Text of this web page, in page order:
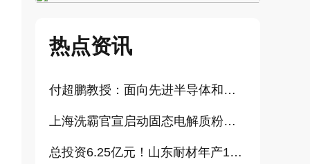
热点资讯
付超鹏教授：面向先进半导体和大健康产业的高纯超细氧化铝研发（报告）
上海洗霸官宣启动固态电解质粉体产业化项目
总投资6.25亿元！山东耐材年产15万吨高科技新材料项目正式开工